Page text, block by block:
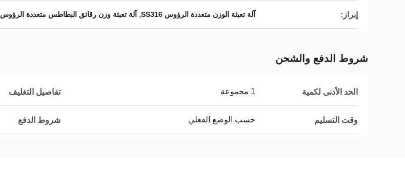
إبراز: آلة تعبئة الوزن متعددة الرؤوس SS316 , آلة تعبئة وزن رقائق البطاطس متعددة الرؤوس
شروط الدفع والشحن
الحد الأدنى لكمية 1 مجموعة تفاصيل التغليف
وقت التسليم حسب الوضع الفعلي شروط الدفع